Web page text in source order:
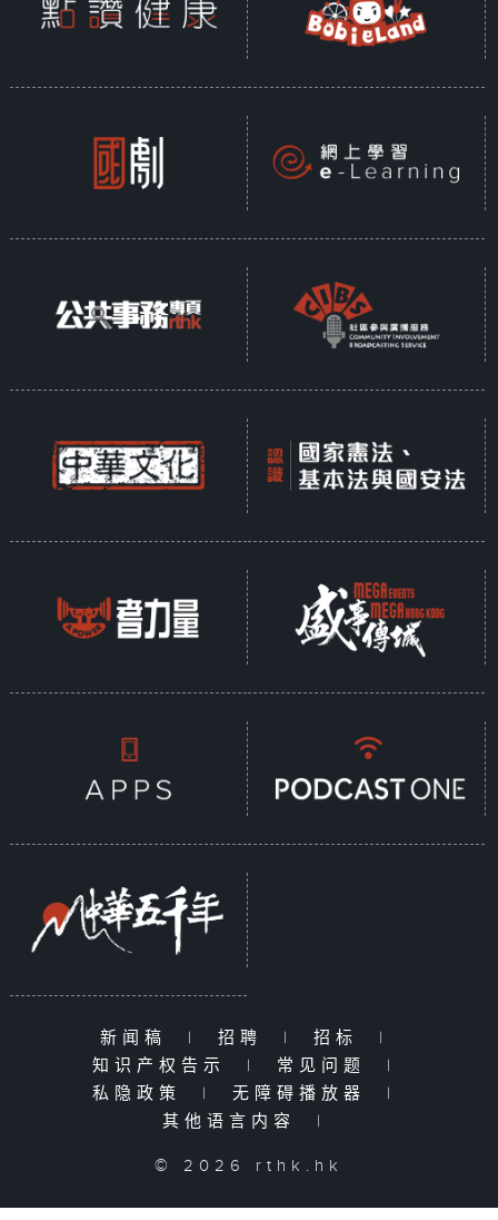
新闻稿 | 招聘 | 招标
|
知识产权告示
| 常见问题
|
私隐政策
| 无障碍播放器
|
其他语言内容
|
© 2026 rthk.hk